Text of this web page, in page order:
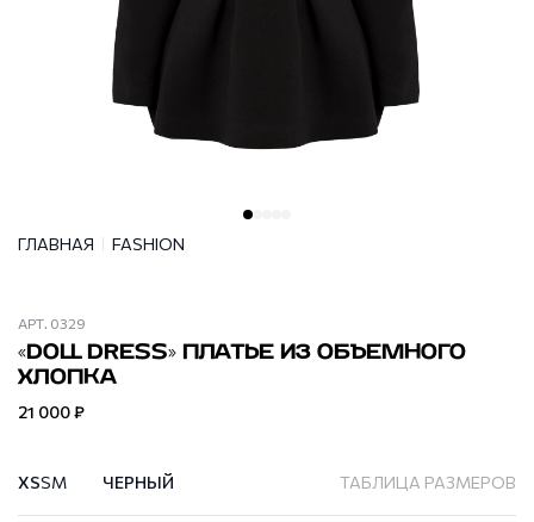
ГЛАВНАЯ FASHION
АРТ. 0329
«DOLL DRESS» ПЛАТЬЕ ИЗ ОБЪЕМНОГО
ХЛОПКА
21 000 ₽
XSSM ЧЕРНЫЙ ТАБЛИЦА РАЗМЕРОВ